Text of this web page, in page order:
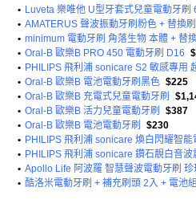
• Luveta 樂唯他 U型牙套式兒童電動牙刷
• AMATERUS 聲波振動牙刷粉色 + 替換
• minimum 電動牙刷 角落生物 本體 + 替
• Oral-B 歐樂B PRO 450 電動牙刷 D16
• PHILIPS 飛利浦 sonicare S2 敏感專用
• Oral-B 歐樂B 電池電動牙刷黑色 $225
• Oral-B 歐樂B 充電式兒童電動牙刷
• Oral-B 歐樂B 活力兒童電動牙刷
$387
• Oral-B 歐樂B 電池電動牙刷
$230
•
•
•
• 酷洛米電動牙刷 + 補充刷頭 2入 + 電池組